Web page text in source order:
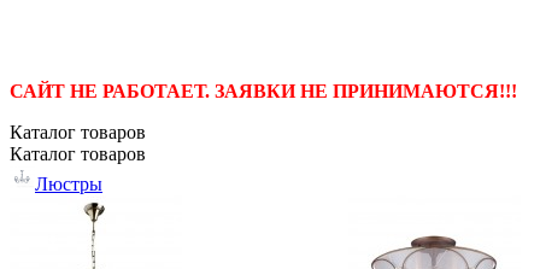
САЙТ НЕ РАБОТАЕТ. ЗАЯВКИ НЕ ПРИНИМАЮТСЯ!!!
Каталог товаров
Каталог товаров
Люстры